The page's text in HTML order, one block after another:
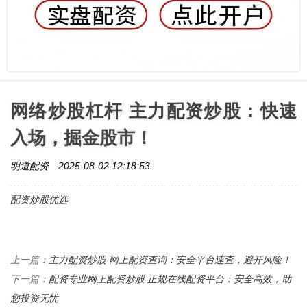
网络炒股杠杆 主力配资炒股：快速
入场，掘金股市！
明道配资 2025-08-02 12:18:53
配资炒股优选
上一篇： 主力配资炒股 网上配资查询：安全平台速查，避开风险！
下一篇： 配资专业网上配资炒股 正规在线配资平台：安全高效，助
您投资无忧